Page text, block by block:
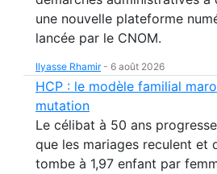
une nouvelle plateforme
lancée par le CNOM.
Ilyasse Rhamir- 6 août 2026
HCP : le modèle familial
mutation
Le célibat à 50 ans
que les mariages reculent et
tombe à 1,97 enfant par